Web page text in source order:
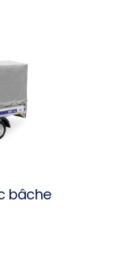
bâche